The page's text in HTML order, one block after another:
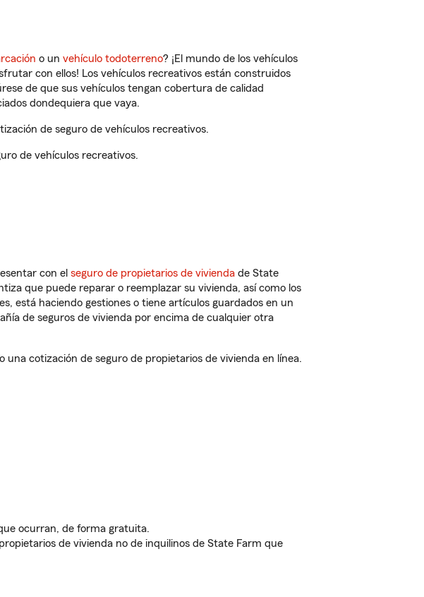
o un vehículo todoterreno? ¡El mundo de los vehículos
con ellos! Los vehículos recreativos están construidos
de que sus vehículos tengan cobertura de calidad
dondequiera que vaya.
de seguro de vehículos recreativos.
de vehículos recreativos.
con el seguro de propietarios de vivienda de State
que puede reparar o reemplazar su vivienda, así como los
está haciendo gestiones o tiene artículos guardados en un
de seguros de vivienda por encima de cualquier otra
cotización de seguro de propietarios de vivienda en línea.
ocurran, de forma gratuita.
de vivienda no de inquilinos de State Farm que